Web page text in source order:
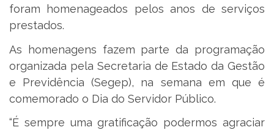
foram homenageados pelos anos de serviços
prestados.
As homenagens fazem parte da programação
organizada pela Secretaria de Estado da Gestão
e Previdência (Segep), na semana em que é
comemorado o Dia do Servidor Público.
“É sempre uma gratificação podermos agraciar